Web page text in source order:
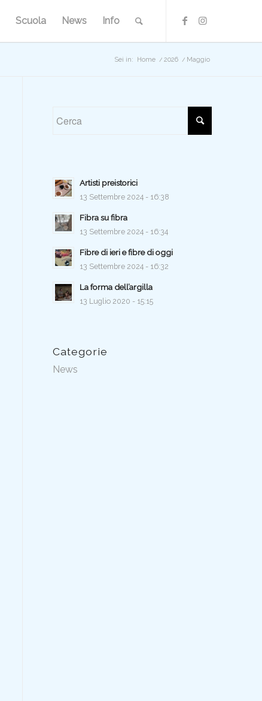
Scuola News Info
Sei in: Home / 2026 / Maggio
Artisti preistorici
13 Settembre 2024 - 16:38
Fibra su fibra
13 Settembre 2024 - 16:34
Fibre di ieri e fibre di oggi
13 Settembre 2024 - 16:32
La forma dell’argilla
13 Luglio 2020 - 15:15
Categorie
News